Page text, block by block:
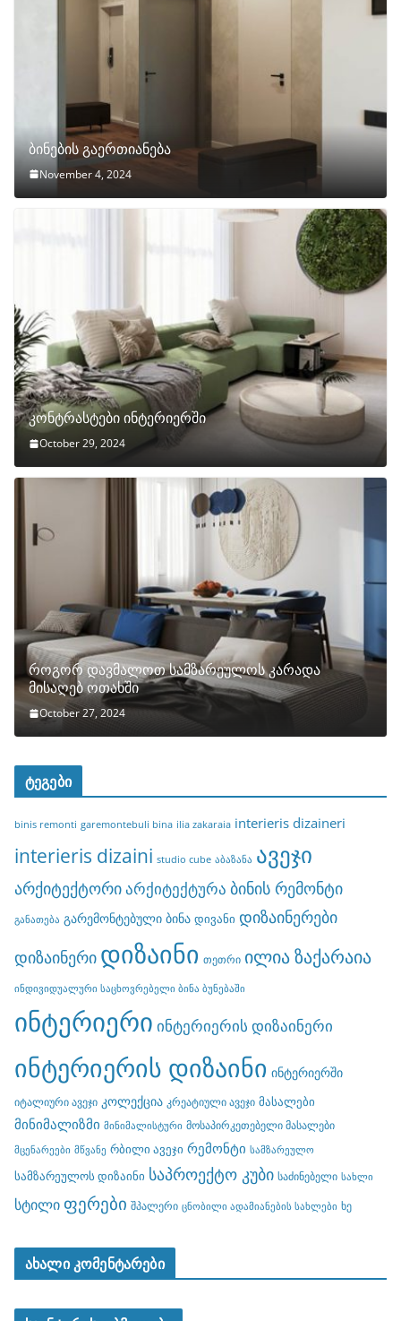
ბინების გაერთიანება
November 4, 2024
კონტრასტები ინტერიერში
October 29, 2024
როგორ დავმალოთ სამზარეულოს კარადა
მისაღებ ოთახში
October 27, 2024
ტეგები
binis remonti garemontebuli bina ilia zakaraia interieris dizaineri
interieris dizaini studio cube აბაზანა ავეჯი
არქიტექტორიარქიტექტურა ბინის რემონტი
განათება გარემონტებული ბინა დივანი დიზაინერები
დიზაინერი დიზაინი თეთრი ილია ზაქარაია
ინდივიდუალური საცხოვრებელი ბინა ბუნებაში
ინტერიერი ინტერიერის დიზაინერი
ინტერიერის დიზაინი ინტერიერში
იტალიური ავეჯი კოლექცია კრეატიული ავეჯი მასალები
მინიმალიზმი მინიმალისტური მოსაპირკეთებელი მასალები
მცენარეები მწვანე რბილი ავეჯი რემონტი სამზარეულო
სამზარეულოს დიზაინი საპროექტო კუბი საძინებელი სახლი
სტილი ფერები შპალერი ცნობილი ადამიანების სახლები ხე
ახალი კომენტარები